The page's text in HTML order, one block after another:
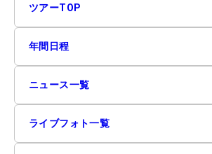
ツアーTOP
年間日程
ニュース一覧
ライブフォト一覧